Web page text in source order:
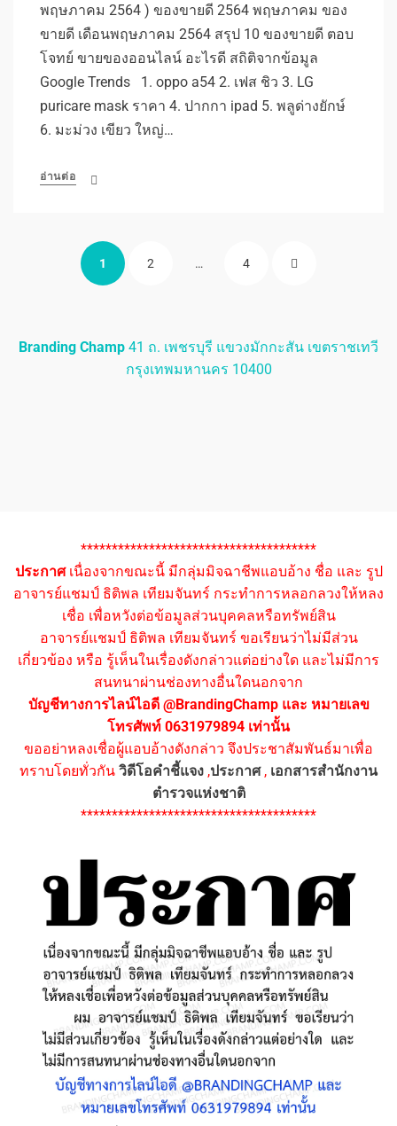
พฤษภาคม 2564 ) ของขายดี 2564 พฤษภาคม ของ
ขายดี เดือนพฤษภาคม 2564 สรุป 10 ของขายดี ตอบ
โจทย์ ขายของออนไลน์ อะไรดี สถิติจากข้อมูล
Google Trends 1. oppo a54 2. เฟส ชิว 3. LG
puricare mask ราคา 4. ปากกา ipad 5. พลูด่างยักษ์
6. มะม่วง เขียว ใหญ่…
อ่านต่อ
pagination
PAGE
1 PAGE
2 … PAGE
4 NEXT
Branding Champ 41 ถ. เพชรบุรี แขวงมักกะสัน เขตราชเทวี
กรุงเทพมหานคร 10400
**************************************
ประกาศเนื่องจากขณะนี้ มีกลุ่มมิจฉาชีพแอบอ้าง ชื่อ และ รูป
อาจารย์แชมป์ ธิติพล เทียมจันทร์ กระทำการหลอกลวงให้หลง
เชื่อ เพื่อหวังต่อข้อมูลส่วนบุคคลหรือทรัพย์สิน
อาจารย์แชมป์ ธิติพล เทียมจันทร์ ขอเรียนว่าไม่มีส่วน
เกี่ยวข้อง หรือ รู้เห็นในเรื่องดังกล่าวแต่อย่างใด และไม่มีการ
สนทนาผ่านช่องทางอื่นใดนอกจาก
บัญชีทางการไลน์ไอดี @BrandingChamp และ หมายเลข
โทรศัพท์ 0631979894 เท่านั้น
ขออย่าหลงเชื่อผู้แอบอ้างดังกล่าว จึงประชาสัมพันธ์มาเพื่อ
ทราบโดยทั่วกัน วิดีโอคำชี้แจง ,ประกาศ, เอกสารสำนักงาน
ตำรวจแห่งชาติ
**************************************